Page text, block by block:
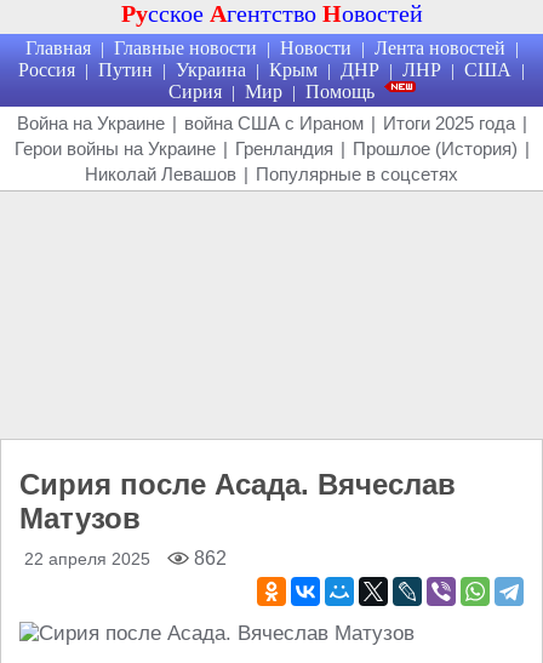
Русское Агентство Новостей
Главная | Главные новости | Новости | Лента новостей |
Россия | Путин | Украина | Крым | ДНР | ЛНР | США |
Сирия | Мир | Помощь
Война на Украине | война США с Ираном | Итоги 2025 года |
Герои войны на Украине | Гренландия | Прошлое (История) |
Николай Левашов | Популярные в соцсетях
Сирия после Асада. Вячеслав
Матузов
22 апреля 2025 862